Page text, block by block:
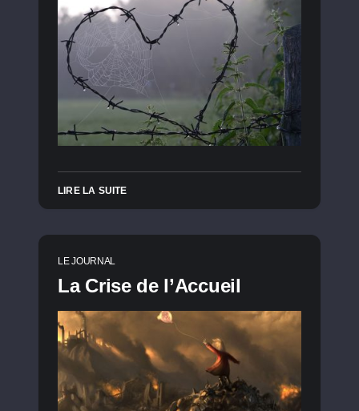
LIRE LA SUITE
LE JOURNAL
La Crise de l’Accueil